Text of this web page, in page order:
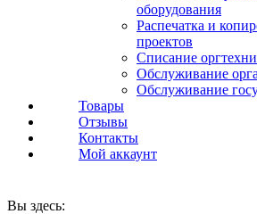
оборудования
Распечатка и
проектов
Списание
Обслуживание
Обслуживание
Товары
Отзывы
Контакты
Мой аккаунт
Вы здесь: